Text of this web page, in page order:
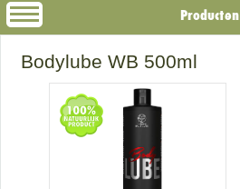
Producten
Bodylube WB 500ml